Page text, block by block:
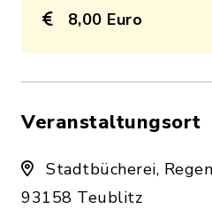
8,00 Euro
Veranstaltungsort
Stadtbücherei,
93158 Teublitz